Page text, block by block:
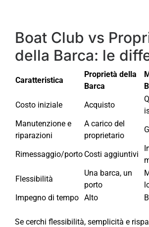
Boat Club vs
della Barca: le
Caratteristica
Proprietà della
Barca
Costo iniziale
Acquisto
Manutenzione e
riparazioni
A carico del
proprietario
Rimessaggio/porto Costi aggiuntivi
Flessibilità
Una barca, un
porto
Impegno di tempo Alto
Se cerchi flessibilità, semplicità e